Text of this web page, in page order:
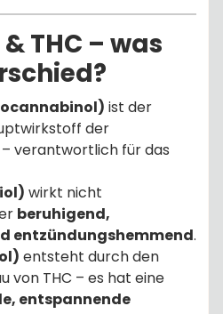
& THC – was
ist der
der
verantwortlich für das
wirkt nicht
beruhigend,
entzündungshemmend.
entsteht durch den
von THC – es hat eine
entspannende